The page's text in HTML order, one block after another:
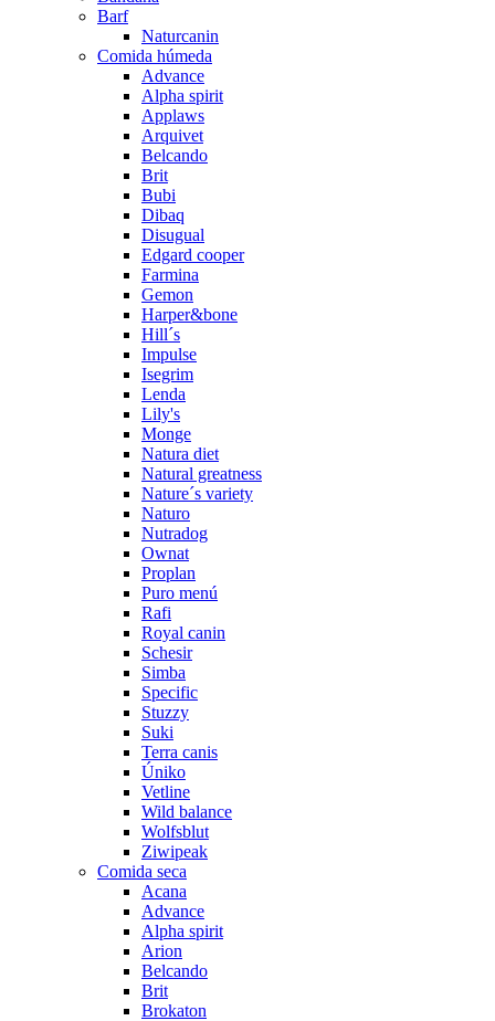
Barf
Naturcanin
Comida húmeda
Advance
Alpha spirit
Applaws
Arquivet
Belcando
Brit
Bubi
Dibaq
Disugual
Edgard cooper
Farmina
Gemon
Harper&bone
Hill´s
Impulse
Isegrim
Lenda
Lily's
Monge
Natura diet
Natural greatness
Nature´s variety
Naturo
Nutradog
Ownat
Proplan
Puro menú
Rafi
Royal canin
Schesir
Simba
Specific
Stuzzy
Suki
Terra canis
Úniko
Vetline
Wild balance
Wolfsblut
Ziwipeak
Comida seca
Acana
Advance
Alpha spirit
Arion
Belcando
Brit
Brokaton